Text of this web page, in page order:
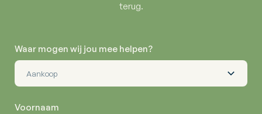
terug.
Waar mogen wij jou mee helpen?
Voornaam